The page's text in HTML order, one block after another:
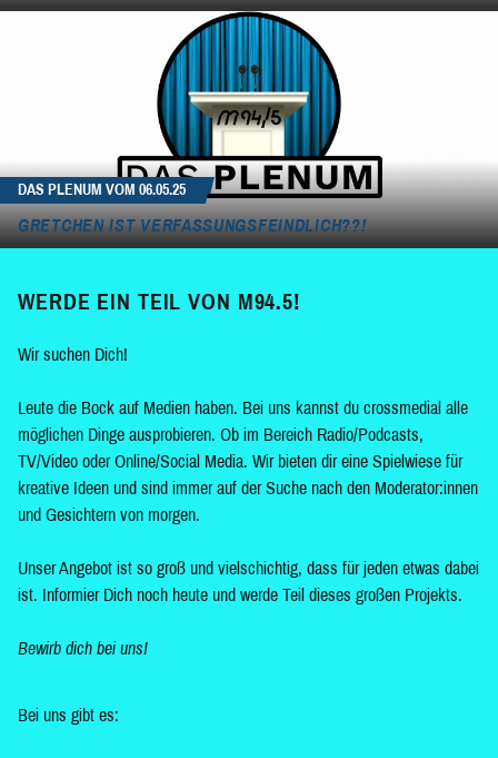
DAS PLENUM VOM 06.05.25
GRETCHEN IST VERFASSUNGSFEINDLICH??!
WERDE EIN TEIL VON M94.5!
Wir suchen Dich!
Leute die Bock auf Medien haben. Bei uns kannst du crossmedial alle
möglichen Dinge ausprobieren. Ob im Bereich Radio/Podcasts,
TV/Video oder Online/Social Media. Wir bieten dir eine Spielwiese für
kreative Ideen und sind immer auf der Suche nach den Moderator:innen
und Gesichtern von morgen.
Unser Angebot ist so groß und vielschichtig, dass für jeden etwas dabei
ist. Informier Dich noch heute und werde Teil dieses großen Projekts.
Bewirb dich bei uns!
Bei uns gibt es: